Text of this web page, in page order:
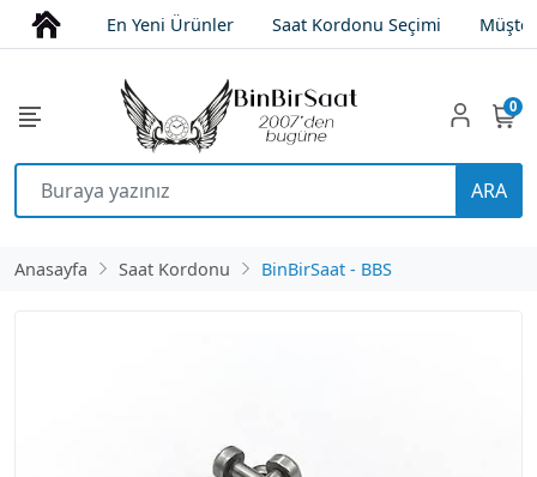
En Yeni Ürünler Saat Kordonu Seçimi
ARA
0
Anasayfa Saat Kordonu BinBirSaat - BBS